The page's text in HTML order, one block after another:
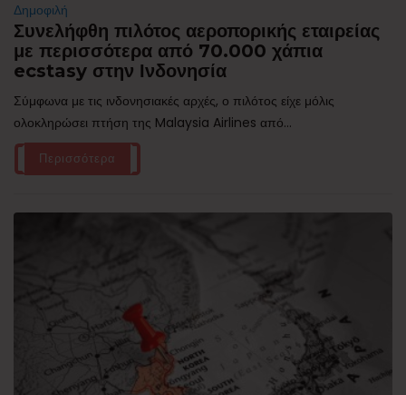
Δημοφιλή
Συνελήφθη πιλότος αεροπορικής εταιρείας
με περισσότερα από 70.000 χάπια
ecstasy στην Ινδονησία
Σύμφωνα με τις ινδονησιακές αρχές, ο πιλότος είχε μόλις
ολοκληρώσει πτήση της Malaysia Airlines από...
Περισσότερα